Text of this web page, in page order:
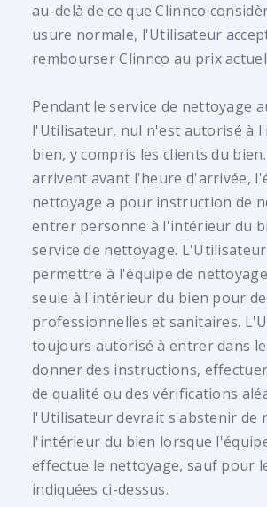
au-delà de ce que Clinnco
usure normale, l'Utilisateur
rembourser Clinnco au prix
Pendant le service de nettoyage
l'Utilisateur, nul n'est autorisé à
bien, y compris les clients du
arrivent avant l'heure d'arrivée,
nettoyage a pour instruction de
entrer personne à l'intérieur du
service de nettoyage.
permettre à l'équipe de
seule à l'intérieur du bien pour
professionnelles et sanitaires.
toujours autorisé à entrer dans
donner des instructions,
de qualité ou des vérifications
l'Utilisateur devrait s'abstenir de
l'intérieur du bien lorsque
effectue le nettoyage, sauf pour
indiquées ci-dessus.